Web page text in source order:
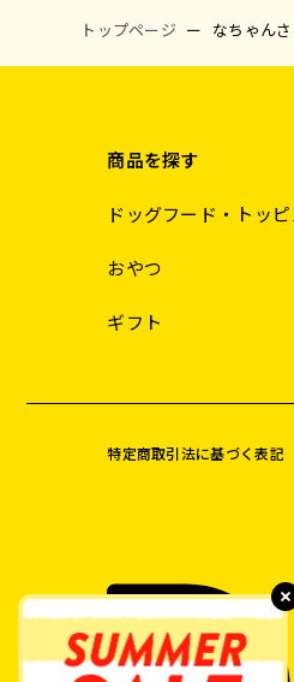
トップページ なちゃん
商品を探す
ドッグフード・トッ
おやつ
ギフト
特定商取引法に基づく表記